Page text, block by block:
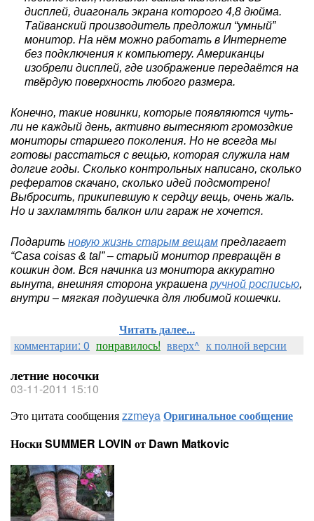
дисплей, диагональ экрана которого 4,8 дюйма.
Тайванский производитель предложил “умный”
монитор. На нём можно работать в Интернете
без подключения к компьютеру. Американцы
изобрели дисплей, где изображение передаётся на
твёрдую поверхность любого размера.
Конечно, такие новинки, которые появляются чуть-
ли не каждый день, активно вытесняют громоздкие
мониторы старшего поколения. Но не всегда мы
готовы расстаться с вещью, которая служила нам
долгие годы. Сколько контрольных написано, сколько
рефератов скачано, сколько идей подсмотрено!
Выбросить, прикипевшую к сердцу вещь, очень жаль.
Но и захламлять балкон или гараж не хочется.
Подарить новую жизнь старым вещам предлагает
“Casa coisas & tal” – старый монитор превращён в
кошкин дом. Вся начинка из монитора аккуратно
вынута, внешняя сторона украшена ручной росписью,
внутри – мягкая подушечка для любимой кошечки.
Читать далее...
комментарии: 0 понравилось! вверх^ к полной версии
летние носочки
03-11-2011 15:10
Это цитата сообщенияzzmeyaОригинальное сообщение
Носки SUMMER LOVIN от Dawn Matkovic